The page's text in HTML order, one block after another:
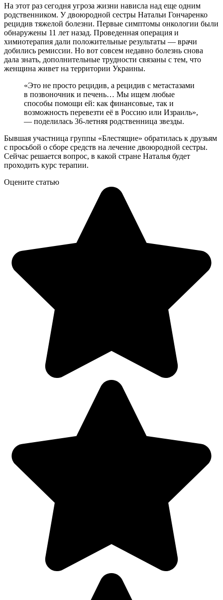
На этот раз сегодня угроза жизни нависла над еще одним
родственником. У двоюродной сестры Натальи Гончаренко
рецидив тяжелой болезни. Первые симптомы онкологии были
обнаружены 11 лет назад. Проведенная операция и
химиотерапия дали положительные результаты — врачи
добились ремиссии. Но вот совсем недавно болезнь снова
дала знать, дополнительные трудности связаны с тем, что
женщина живет на территории Украины.
«Это не просто рецидив, а рецидив с метастазами
в позвоночник и печень… Мы ищем любые
способы помощи ей: как финансовые, так и
возможность перевезти её в Россию или Израиль»,
— поделилась 36-летняя родственница звезды.
Бывшая участница группы «Блестящие» обратилась к друзьям
с просьбой о сборе средств на лечение двоюродной сестры.
Сейчас решается вопрос, в какой стране Наталья будет
проходить курс терапии.
Оцените статью